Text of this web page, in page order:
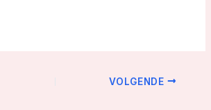
VOLGENDE